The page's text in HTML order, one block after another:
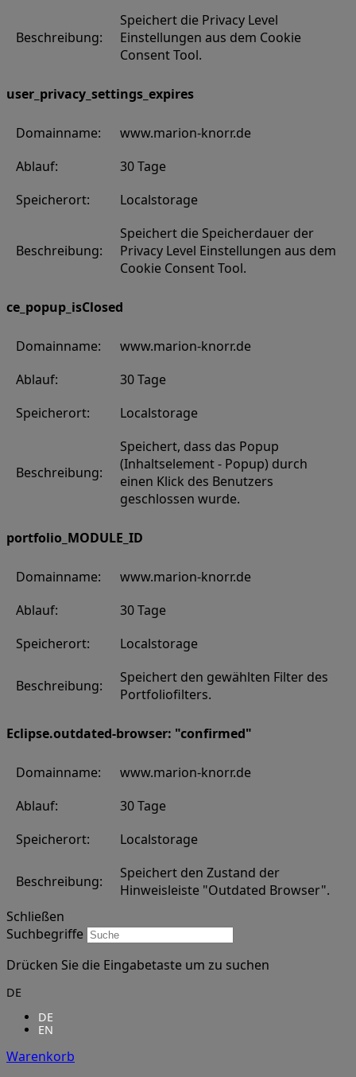
Beschreibung:
Speichert die Privacy Level
Einstellungen aus dem Cookie
Consent Tool.
user_privacy_settings_expires
Domainname:
www.marion-knorr.de
Ablauf:
30 Tage
Speicherort:
Localstorage
Beschreibung:
Speichert die Speicherdauer der
Privacy Level Einstellungen aus dem
Cookie Consent Tool.
ce_popup_isClosed
Domainname:
www.marion-knorr.de
Ablauf:
30 Tage
Speicherort:
Localstorage
Beschreibung:
Speichert, dass das Popup
(Inhaltselement - Popup) durch
einen Klick des Benutzers
geschlossen wurde.
portfolio_MODULE_ID
Domainname:
www.marion-knorr.de
Ablauf:
30 Tage
Speicherort:
Localstorage
Beschreibung:
Speichert den gewählten Filter des
Portfoliofilters.
Eclipse.outdated-browser: "confirmed"
Domainname:
www.marion-knorr.de
Ablauf:
30 Tage
Speicherort:
Localstorage
Beschreibung:
Speichert den Zustand der
Hinweisleiste "Outdated Browser".
Schließen
Suchbegriffe
Drücken Sie die Eingabetaste um zu suchen
DE
DE
EN
Warenkorb